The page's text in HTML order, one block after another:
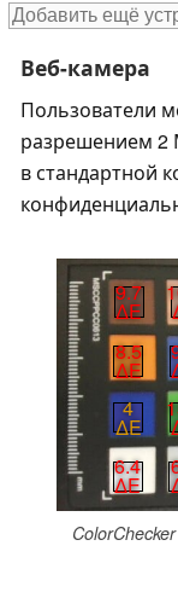
Веб-камера
Пользователи
разрешением 2
в стандартной
9.7
∆E
8.5
∆E
4
∆E
6.4
∆E
ColorChecker